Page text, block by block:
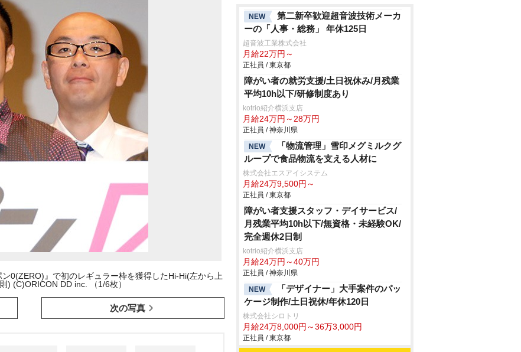
0(ZERO)』で初のレギュラー枠を獲得したHi-Hi(左から上
) (C)ORICON DD inc. （1/6枚）
次の写真
NEW
第二新卒歓迎超音波技術メーカ
ーの「人事・総務」 年休125日
超音波工業株式会社
月給22万円～
正社員 / 東京都
障がい者の就労支援/土日祝休み/月残業
平均10h以下/研修制度あり
kotrio紹介横浜支店
月給24万円～28万円
正社員 / 神奈川県
NEW
「物流管理」雪印メグミルクグ
ループで食品物流を支える人材に
株式会社エスアイシステム
月給24万9,500円～
正社員 / 東京都
障がい者支援スタッフ・デイサービス/
月残業平均10h以下/無資格・未経験OK/
完全週休2日制
kotrio紹介横浜支店
月給24万円～40万円
正社員 / 神奈川県
NEW
「デザイナー」大手案件のパッ
ケージ制作/土日祝休/年休120日
株式会社シロトリ
月給24万8,000円～36万3,000円
正社員 / 東京都